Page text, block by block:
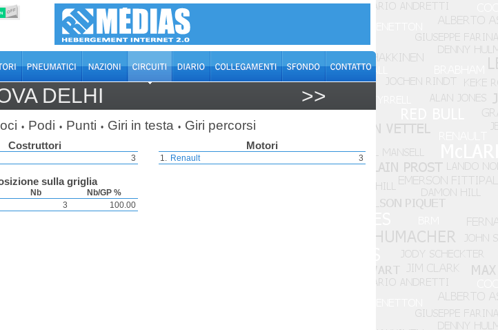
OFF
DELHI >>
• Podi • Punti • Giri in testa • Giri percorsi
Costruttori
3
Motori
1. Renault 3
sulla griglia
Nb
Nb/GP %
3 100.00